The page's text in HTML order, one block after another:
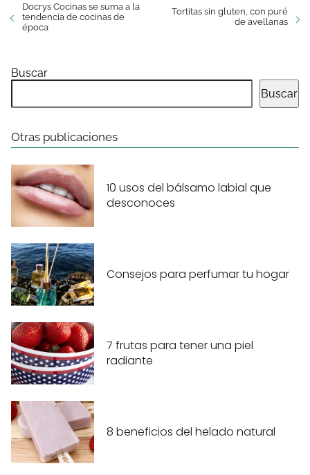
Docrys Cocinas se suma a la
tendencia de cocinas de
época
Tortitas sin gluten, con puré
de avellanas
Buscar
Buscar
Otras publicaciones
10 usos del bálsamo labial que
desconoces
Consejos para perfumar tu hogar
7 frutas para tener una piel
radiante
8 beneficios del helado natural